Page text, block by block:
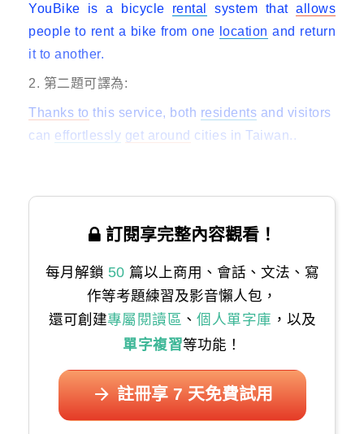
YouBike is a bicycle rental system thatallows
people to rent a bike from one location and return
it to another.
2. 第二題可譯為:
Thanks to this service, both residents and visitors
can effortlessly get around cities in Taiwan..
訂閱享完整內容觀看！
每月解鎖 50 篇以上商用、會話、文法、寫
作等考題練習及影音懶人包，
還可創建專屬閱讀區 、 個人單字庫 ，以及
單字複習等功能！
註冊享 7 天免費試用